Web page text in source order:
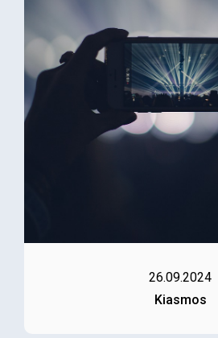
26.09.2024
Kiasmos